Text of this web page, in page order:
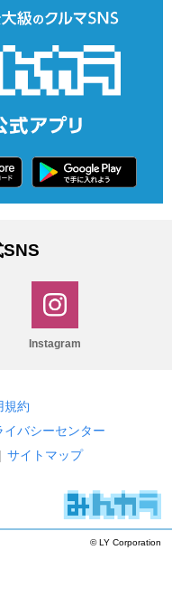
Instagram
規約
イバシーセンター
| サイトマップ
© LY Corporation